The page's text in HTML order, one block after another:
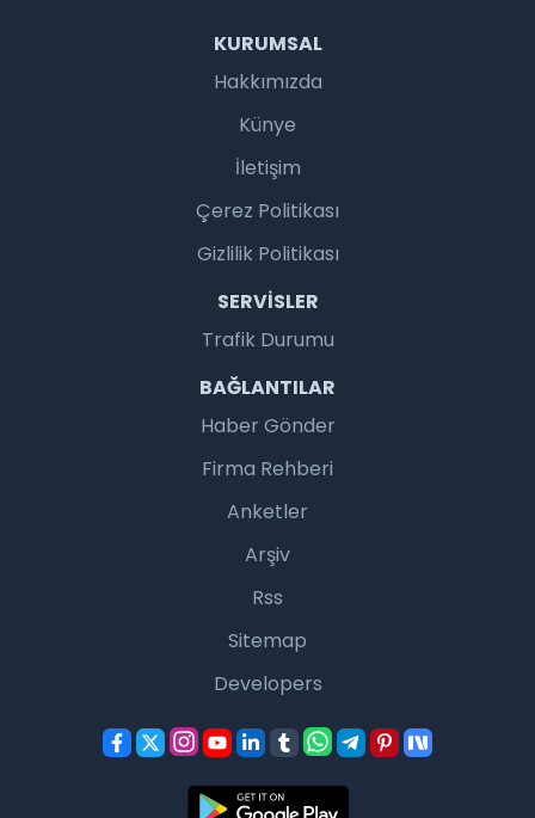
KURUMSAL
Hakkımızda
Künye
İletişim
Çerez Politikası
Gizlilik Politikası
SERVISLER
Trafik Durumu
BAĞLANTILAR
Haber Gönder
Firma Rehberi
Anketler
Arşiv
Rss
Sitemap
Developers